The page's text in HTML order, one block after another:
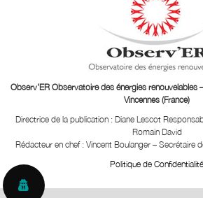
Observ’ER Observatoire des énergies
Vincennes (France)
Directrice de la publication : Diane Lescot
Romain David
Rédacteur en chef : Vincent Boulanger – Secrétaire
Politique de Confidentialité